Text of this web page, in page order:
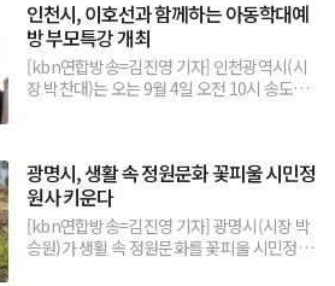
인천시, 이호선과 함께하는 아동학대예
방 부모특강 개최
[kbn연합방송=김진영 기자] 인천광역시(시
장 박찬대)는 오는 9월 4일 오전 10시 송도컨
광명시, 생활 속 정원문화 꽃피울 시민정
원사 키운다
[kbn연합방송=김진영 기자] 광명시(시장 박
승원)가 생활 속 정원문화를 꽃피울 시민정원